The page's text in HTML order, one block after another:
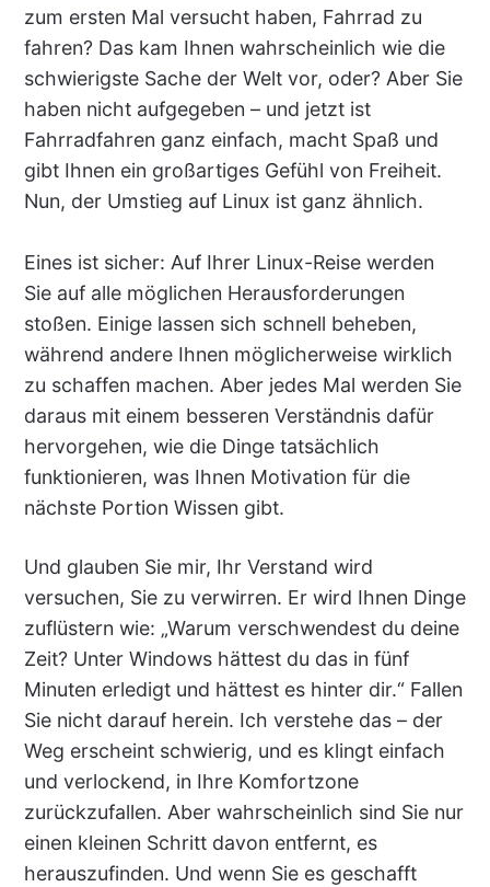
zum ersten Mal versucht haben, Fahrrad zu
fahren? Das kam Ihnen wahrscheinlich wie die
schwierigste Sache der Welt vor, oder? Aber Sie
haben nicht aufgegeben – und jetzt ist
Fahrradfahren ganz einfach, macht Spaß und
gibt Ihnen ein großartiges Gefühl von Freiheit.
Nun, der Umstieg auf Linux ist ganz ähnlich.
Eines ist sicher: Auf Ihrer Linux-Reise werden
Sie auf alle möglichen Herausforderungen
stoßen. Einige lassen sich schnell beheben,
während andere Ihnen möglicherweise wirklich
zu schaffen machen. Aber jedes Mal werden Sie
daraus mit einem besseren Verständnis dafür
hervorgehen, wie die Dinge tatsächlich
funktionieren, was Ihnen Motivation für die
nächste Portion Wissen gibt.
Und glauben Sie mir, Ihr Verstand wird
versuchen, Sie zu verwirren. Er wird Ihnen Dinge
zuflüstern wie: „Warum verschwendest du deine
Zeit? Unter Windows hättest du das in fünf
Minuten erledigt und hättest es hinter dir.“ Fallen
Sie nicht darauf herein. Ich verstehe das – der
Weg erscheint schwierig, und es klingt einfach
und verlockend, in Ihre Komfortzone
zurückzufallen. Aber wahrscheinlich sind Sie nur
einen kleinen Schritt davon entfernt, es
herauszufinden. Und wenn Sie es geschafft